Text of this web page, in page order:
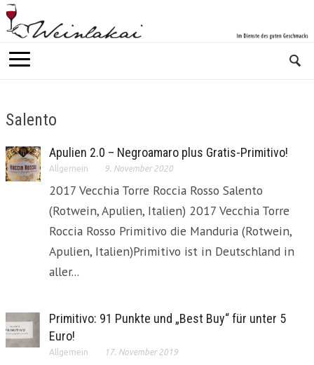
Salento
Apulien 2.0 – Negroamaro plus Gratis-Primitivo!
Allgemein 9. November 2020
2017 Vecchia Torre Roccia Rosso Salento
(Rotwein, Apulien, Italien) 2017 Vecchia Torre
Roccia Rosso Primitivo die Manduria (Rotwein,
Apulien, Italien)Primitivo ist in Deutschland in
aller...
Primitivo: 91 Punkte und „Best Buy“ für unter 5
Euro!
Allgemein 17. November 2019